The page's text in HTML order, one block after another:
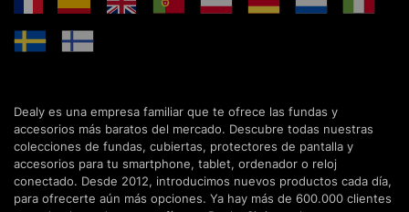
Dealy es una empresa familiar que te ofrece las fundas y
accesorios más baratos del mercado. Descubre todas nuestras
colecciones de fundas, cubiertas, protectores de pantalla y
accesorios para tu smartphone, tablet, ordenador o reloj
conectado. Desde 2012, introducimos nuevos productos cada día,
para ofrecerte aún más opciones. Ya hay más de 600.000 clientes